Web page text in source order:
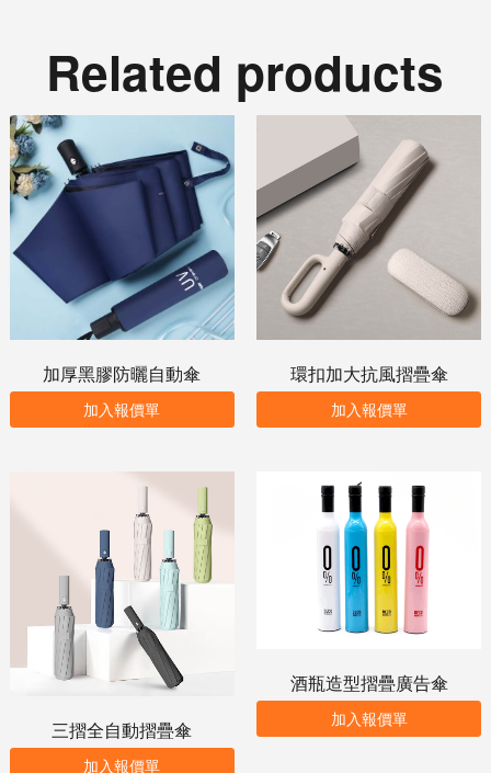
Related products
加厚黑膠防曬自動傘
加入報價單
環扣加大抗風摺疊傘
加入報價單
三摺全自動摺疊傘
加入報價單
酒瓶造型摺疊廣告傘
加入報價單